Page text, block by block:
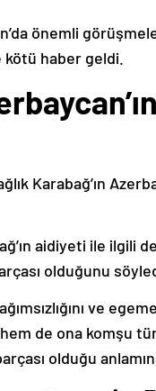
önemli
kötü haber geldi.
Karabağ’ın
aidiyeti ile
olduğunu
ve
hem de ona komşu
olduğu